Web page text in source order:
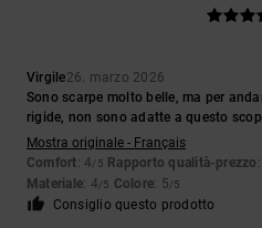
Virgile26. marzo 2026
Sono scarpe molto belle, ma per
rigide, non sono adatte a questo
Mostra originale - Français
Comfort: 4/5 Rapporto qualità-prezzo
Materiale: 4/5 Colore: 5/5
Consiglio questo prodotto